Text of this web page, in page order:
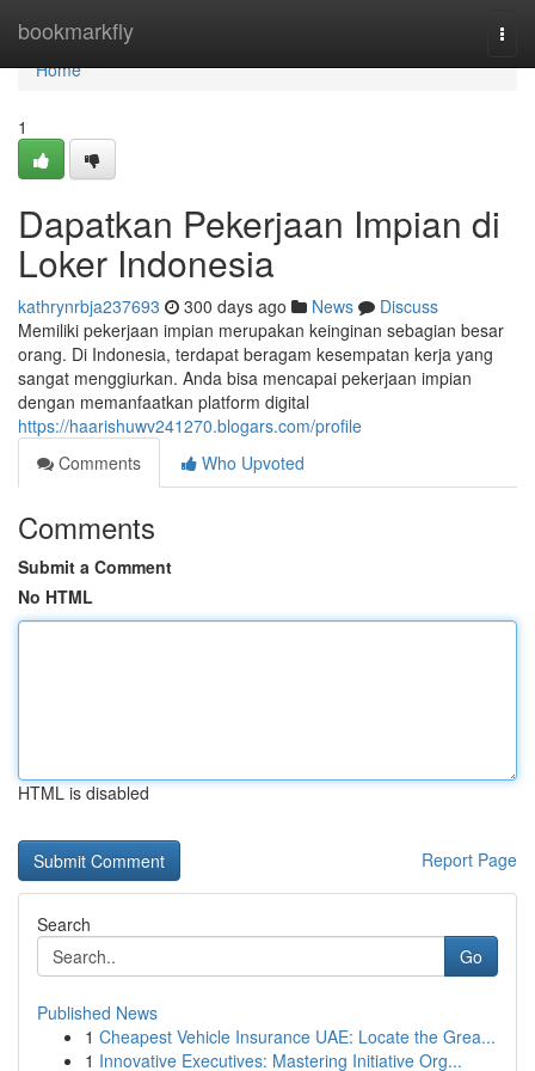
bookmarkfly
Home
Home
1
Dapatkan Pekerjaan Impian di
Loker Indonesia
kathrynrbja237693 300 days ago News
Discuss
Memiliki pekerjaan impian merupakan keinginan sebagian besar
orang. Di Indonesia, terdapat beragam kesempatan kerja yang
sangat menggiurkan. Anda bisa mencapai pekerjaan impian
dengan memanfaatkan platform digital
https://haarishuwv241270.blogars.com/profile
Comments
Who Upvoted
Comments
Submit a Comment
No HTML
HTML is disabled
Report Page
Search
Go
Published News
1 Cheapest Vehicle Insurance UAE: Locate the Grea...
1 Innovative Executives: Mastering Initiative Org...